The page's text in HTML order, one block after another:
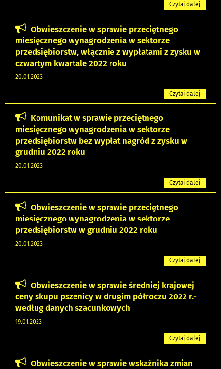
Czytaj dalej
Obwieszczenie w sprawie przeciętnego
miesięcznego wynagrodzenia w sektorze
przedsiębiorstw, włącznie z wypłatami z zysku w
czwartym kwartale 2022 roku
20.01.2023
Czytaj dalej
Komunikat w sprawie przeciętnego
miesięcznego wynagrodzenia w sektorze
przedsiębiorstw bez wypłat nagród z zysku w
grudniu 2022 roku
20.01.2023
Czytaj dalej
Obwieszczenie w sprawie przeciętnego
miesięcznego wynagrodzenia w sektorze
przedsiębiorstw w grudniu 2022 roku
20.01.2023
Czytaj dalej
Obwieszczenie w sprawie średniej krajowej
ceny skupu pszenicy w drugim półroczu 2022 r.-
według danych szacunkowych
19.01.2023
Czytaj dalej
Obwieszczenie w sprawie wskaźnika zmian